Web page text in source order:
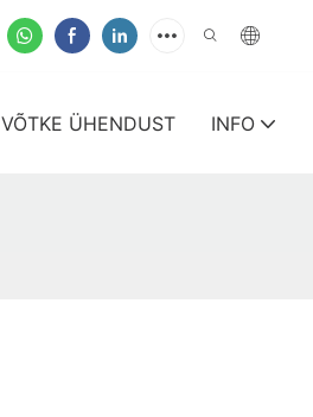
VÕTKE ÜHENDUST INFO